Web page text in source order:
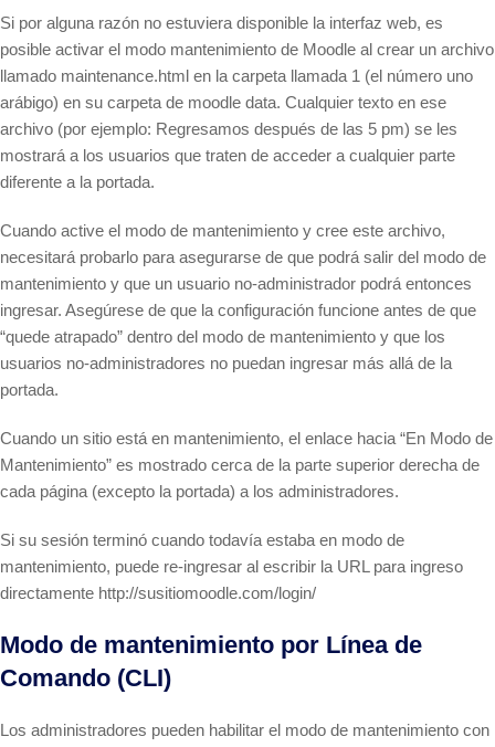
Si por alguna razón no estuviera disponible la interfaz web, es
posible activar el modo mantenimiento de Moodle al crear un archivo
llamado maintenance.html en la carpeta llamada 1 (el número uno
arábigo) en su carpeta de moodle data. Cualquier texto en ese
archivo (por ejemplo: Regresamos después de las 5 pm) se les
mostrará a los usuarios que traten de acceder a cualquier parte
diferente a la portada.
Cuando active el modo de mantenimiento y cree este archivo,
necesitará probarlo para asegurarse de que podrá salir del modo de
mantenimiento y que un usuario no-administrador podrá entonces
ingresar. Asegúrese de que la configuración funcione antes de que
“quede atrapado” dentro del modo de mantenimiento y que los
usuarios no-administradores no puedan ingresar más allá de la
portada.
Cuando un sitio está en mantenimiento, el enlace hacia “En Modo de
Mantenimiento” es mostrado cerca de la parte superior derecha de
cada página (excepto la portada) a los administradores.
Si su sesión terminó cuando todavía estaba en modo de
mantenimiento, puede re-ingresar al escribir la URL para ingreso
directamente http://susitiomoodle.com/login/
Modo de mantenimiento por Línea de
Comando (CLI)
Los administradores pueden habilitar el modo de mantenimiento con